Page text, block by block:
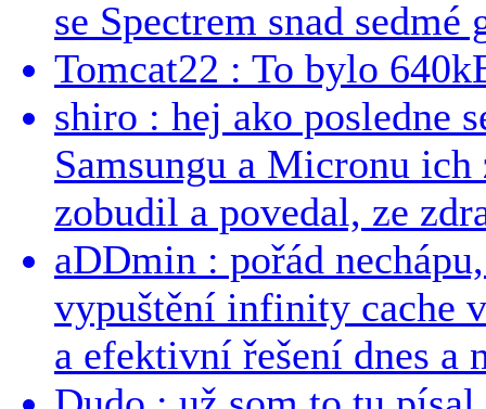
se Spectrem snad sedmé
Tomcat22 : To bylo
shiro : hej ako posledne
Samsungu a Micronu
zobudil a povedal, ze
aDDmin : pořád
vypuštění infinity cache
a efektivní řešení dnes a